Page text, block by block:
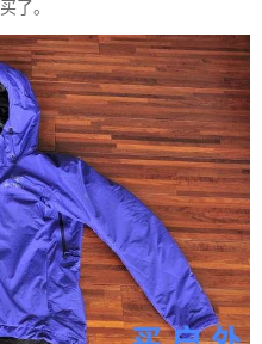
了。